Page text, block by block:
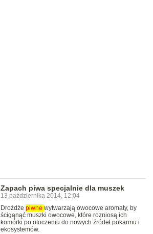
Zapach piwa specjalnie dla muszek
13 października 2014, 12:04
Drożdże piwne wytwarzają owocowe aromaty, by
ścigąnąć muszki owocowe, które rozniosą ich
komórki po otoczeniu do nowych źródeł pokarmu i
ekosystemów.